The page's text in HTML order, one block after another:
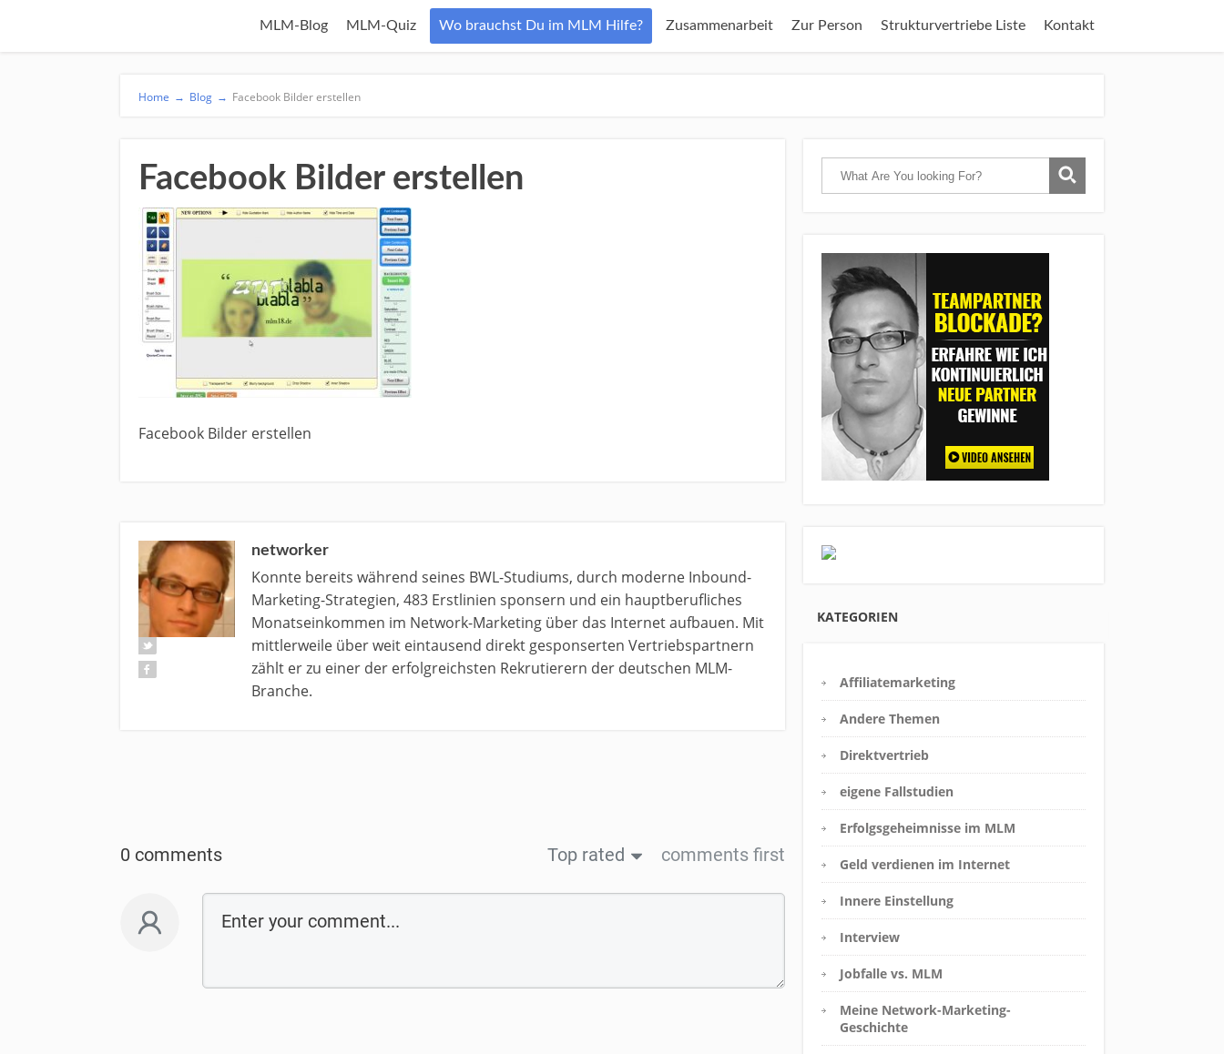
MLM-Blog MLM-Quiz Wo brauchst Du im MLM Hilfe? Zusammenarbeit Zur Person Strukturvertriebe Liste Kontakt
Home → Blog → Facebook Bilder erstellen
Facebook Bilder erstellen
Facebook Bilder erstellen
networker
Konnte bereits während seines BWL-Studiums, durch moderne Inbound-
Marketing-Strategien, 483 Erstlinien sponsern und ein hauptberufliches
Monatseinkommen im Network-Marketing über das Internet aufbauen. Mit
mittlerweile über weit eintausend direkt gesponserten Vertriebspartnern
zählt er zu einer der erfolgreichsten Rekrutierern der deutschen MLM-
Branche.
0 comments Top rated comments first
KATEGORIEN
Affiliatemarketing
Andere Themen
Direktvertrieb
eigene Fallstudien
Erfolgsgeheimnisse im MLM
Geld verdienen im Internet
Innere Einstellung
Interview
Jobfalle vs. MLM
Meine Network-Marketing-
Geschichte